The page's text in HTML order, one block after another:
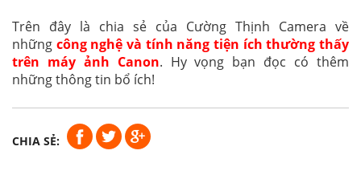
Trên đây là chia sẻ của Cường Thịnh Camera về
những công nghệ và tính năng tiện ích thường thấy
trên máy ảnh Canon. Hy vọng bạn đọc có thêm
những thông tin bổ ích!
CHIA SẺ: